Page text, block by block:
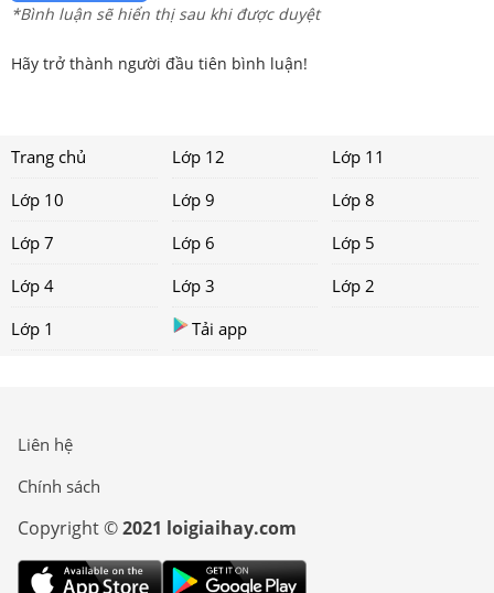
*Bình luận sẽ hiển thị sau khi được duyệt
Hãy trở thành người đầu tiên bình luận!
Trang chủ Lớp 12
Lớp 11
Lớp 10
Lớp 9
Lớp 8
Lớp 7
Lớp 6
Lớp 5
Lớp 4
Lớp 3
Lớp 2
Lớp 1
Tải app
Liên hệ
Chính sách
Copyright ©2021 loigiaihay.com